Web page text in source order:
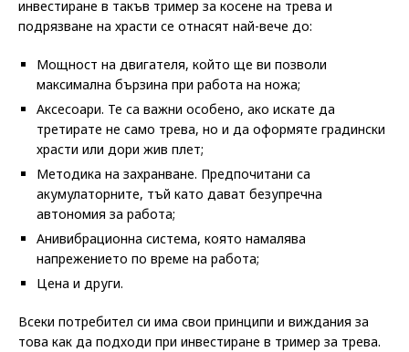
инвестиране в такъв тример за косене на трева и
подрязване на храсти се отнасят най-вече до:
Мощност на двигателя, който ще ви позволи
максимална бързина при работа на ножа;
Аксесоари. Те са важни особено, ако искате да
третирате не само трева, но и да оформяте градински
храсти или дори жив плет;
Методика на захранване. Предпочитани са
акумулаторните, тъй като дават безупречна
автономия за работа;
Анивибрационна система, която намалява
напрежението по време на работа;
Цена и други.
Всеки потребител си има свои принципи и виждания за
това как да подходи при инвестиране в тример за трева.